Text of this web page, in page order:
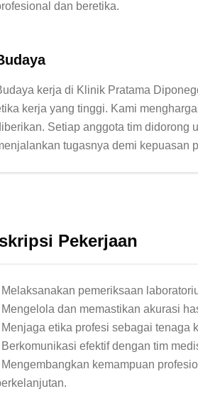
kerja di Klinik Pratama
kerja yang tinggi. Kami
Setiap anggota tim didorong
Pekerjaan
Melaksanakan pemeriksaan
Mengelola dan memastikan akurasi
Menjaga etika profesi sebagai tenaga
Berkomunikasi efektif dengan tim
Mengembangkan kemampuan